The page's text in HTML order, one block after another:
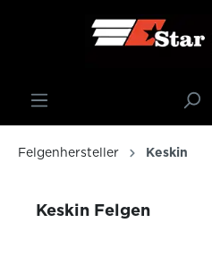
springen
Felgenhersteller Keskin
Keskin Felgen